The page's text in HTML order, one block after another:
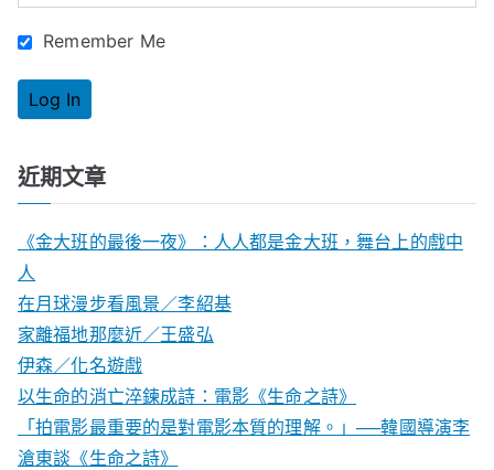
Remember Me
近期文章
《金大班的最後一夜》：人人都是金大班，舞台上的戲中
人
在月球漫步看風景／李紹基
家離福地那麼近／王盛弘
伊森／化名遊戲
以生命的消亡淬鍊成詩：電影《生命之詩》
「拍電影最重要的是對電影本質的理解。」──韓國導演李
滄東談《生命之詩》